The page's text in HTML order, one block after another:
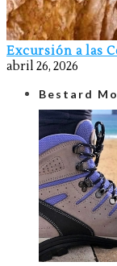
Excursión a las
abril 26, 2026
Bestard